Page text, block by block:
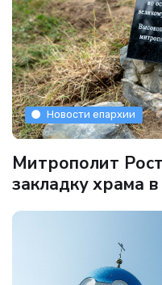
Новости епархии
Митрополит
закладку храма